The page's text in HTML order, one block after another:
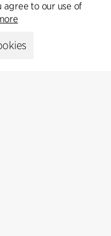
agree to our use of